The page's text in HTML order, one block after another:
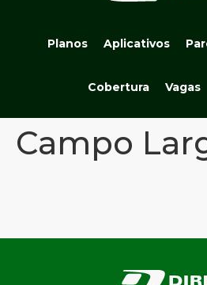
Planos Aplicativos
Cobertura Vagas
Campo